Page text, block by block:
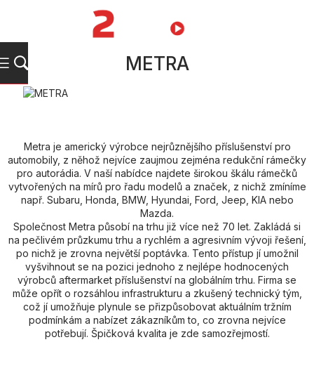
METRA
Metra je americký výrobce nejrůznějšího příslušenství pro
automobily, z něhož nejvíce zaujmou zejména redukční rámečky
pro autorádia. V naší nabídce najdete širokou škálu rámečků
vytvořených na mírů pro řadu modelů a značek, z nichž zmíníme
např. Subaru, Honda, BMW, Hyundai, Ford, Jeep, KIA nebo
Mazda.
Společnost Metra působí na trhu již více než 70 let. Zakládá si
na pečlivém průzkumu trhu a rychlém a agresivním vývoji řešení,
po nichž je zrovna největší poptávka. Tento přístup jí umožnil
vyšvihnout se na pozici jednoho z nejlépe hodnocených
výrobců aftermarket příslušenství na globálním trhu. Firma se
může opřít o rozsáhlou infrastrukturu a zkušený technický tým,
což jí umožňuje plynule se přizpůsobovat aktuálním tržním
podmínkám a nabízet zákazníkům to, co zrovna nejvíce
potřebují. Špičková kvalita je zde samozřejmostí.